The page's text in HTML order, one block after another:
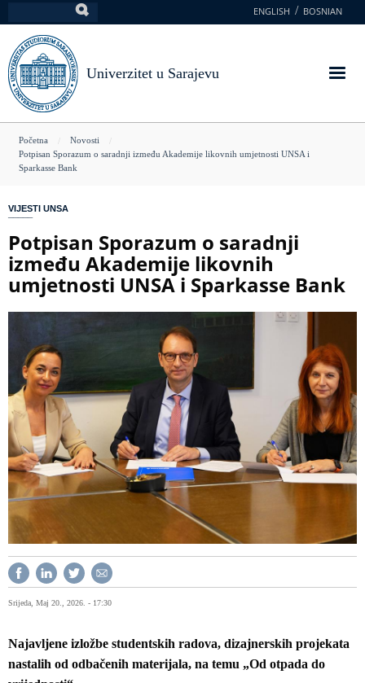
na
glavni
sadržaj
ENGLISH BOSNIAN
Univerzitet u Sarajevu
You
are
Početna
Novosti
Potpisan Sporazum o saradnji između Akademije likovnih umjetnosti UNSA i
Sparkasse Bank
VIJESTI UNSA
Potpisan Sporazum o saradnji
između Akademije likovnih
umjetnosti UNSA i Sparkasse Bank
Srijeda, Maj 20., 2026. - 17:30
Najavljene izložbe studentskih radova, dizajnerskih projekata
nastalih od odbačenih materijala, na temu „Od otpada do